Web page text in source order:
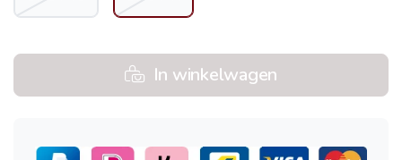
In winkelwagen